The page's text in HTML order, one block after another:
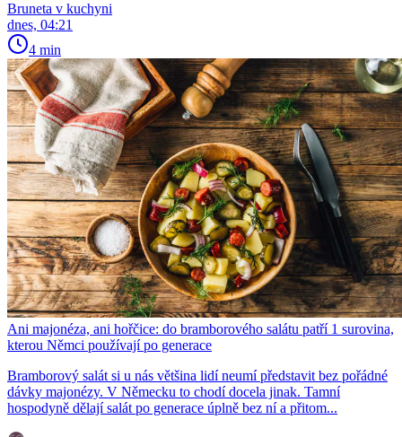
Bruneta v kuchyni
dnes, 04:21
4 min
Ani majonéza, ani hořčice: do bramborového salátu patří 1 surovina,
kterou Němci používají po generace
Bramborový salát si u nás většina lidí neumí představit bez pořádné
dávky majonézy. V Německu to chodí docela jinak. Tamní
hospodyně dělají salát po generace úplně bez ní a přitom...